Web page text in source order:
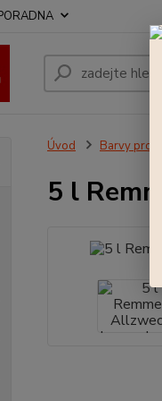
Úvod Barvy pro
5 l